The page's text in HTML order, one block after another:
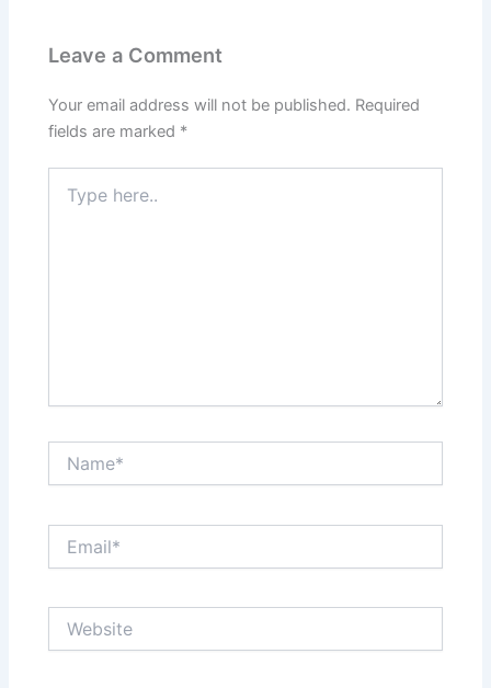
Leave a Comment
Your email address will not be published. Required
fields are marked *
here..